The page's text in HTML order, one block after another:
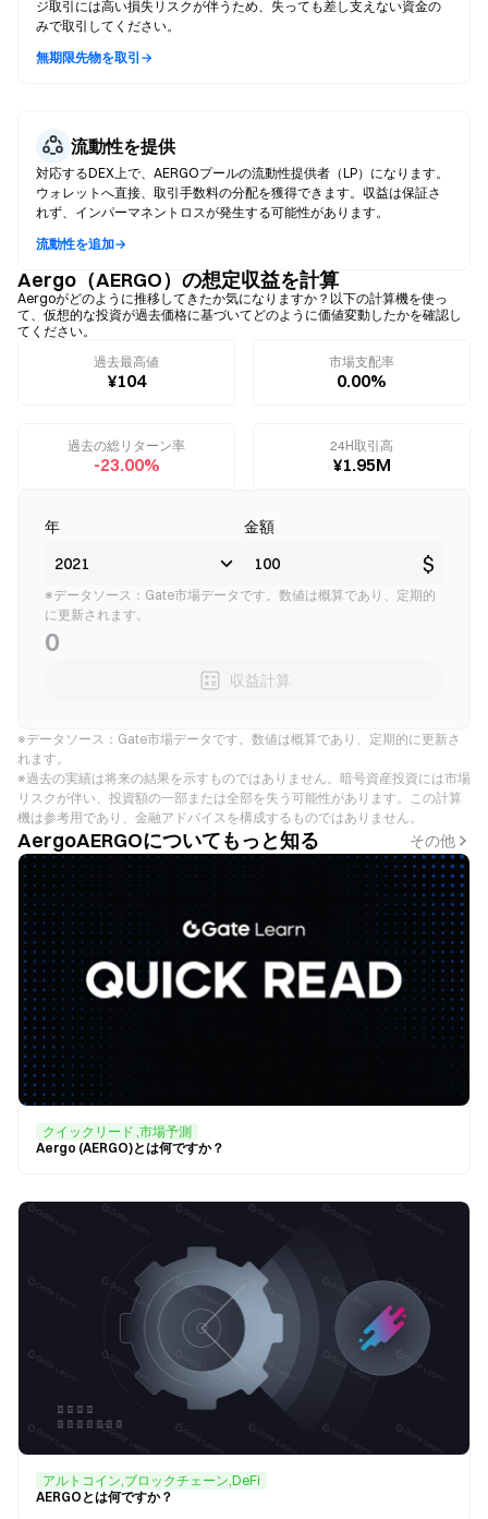
ジ取引には高い損失リスクが伴うため、失っても差し支えない資金の
みで取引してください。
無期限先物を取引→
流動性を提供
対応するDEX上で、AERGOプールの流動性提供者（LP）になります。
ウォレットへ直接、取引手数料の分配を獲得できます。収益は保証さ
れず、インパーマネントロスが発生する可能性があります。
流動性を追加→
Aergo（AERGO）の想定収益を計算
Aergoがどのように推移してきたか気になりますか？以下の計算機を使っ
て、仮想的な投資が過去価格に基づいてどのように価値変動したかを確認し
てください。
過去最高値
¥104
市場支配率
0.00%
過去の総リターン率
-23.00%
24H取引高
¥1.95M
年 金額
$
※データソース：Gate市場データです。数値は概算であり、定期的
に更新されます。
0
収益計算
※データソース：Gate市場データです。数値は概算であり、定期的に更新さ
れます。
※過去の実績は将来の結果を示すものではありません。暗号資産投資には市場
リスクが伴い、投資額の一部または全部を失う可能性があります。この計算
機は参考用であり、金融アドバイスを構成するものではありません。
AergoAERGOについてもっと知る その他
クイックリード ,市場予測
Aergo (AERGO)とは何ですか？
アルトコイン,ブロックチェーン,DeFi
AERGOとは何ですか？